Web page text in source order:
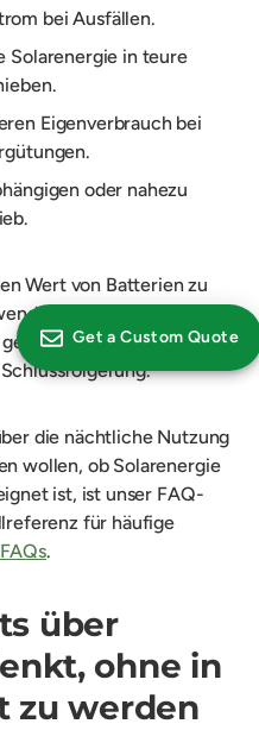
bei Ausfällen.
Solarenergie in teure
Eigenverbrauch bei
oder nahezu
Wert von Batterien zu
weil Solar nachts
eine wahre
die nächtliche Nutzung
wollen, ob Solarenergie
ist, ist unser FAQ-
für häufige
.
über
ohne in
zu werden
Get a Custom Quote